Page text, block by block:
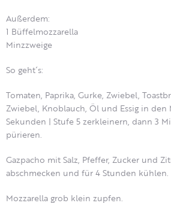
Außerdem:
1 Büffelmozzarella
Minzzweige
So geht´s:
Tomaten, Paprika, Gurke, Zwiebel,
Zwiebel, Knoblauch, Öl und Essig in den
Sekunden | Stufe 5 zerkleinern, dann 3
pürieren.
Gazpacho mit Salz, Pfeffer, Zucker und
abschmecken und für 4 Stunden kühlen.
Mozzarella grob klein zupfen.